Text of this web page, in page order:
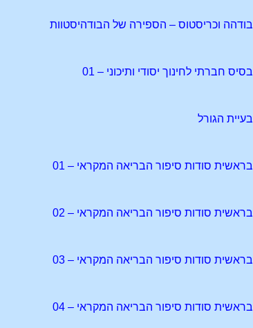
בודהה וכריסטוס – הספירה של הבודהיסטוות
בסיס חברתי לחינוך יסודי ותיכוני – 01
בעיית הגורל
בראשית סודות סיפור הבריאה המקראי – 01
בראשית סודות סיפור הבריאה המקראי – 02
בראשית סודות סיפור הבריאה המקראי – 03
בראשית סודות סיפור הבריאה המקראי – 04